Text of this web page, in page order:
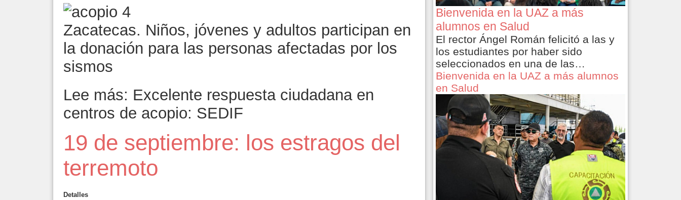
Zacatecas. Niños, jóvenes y adultos participan en
la donación para las personas afectadas por los
sismos
Lee más: Excelente respuesta ciudadana en
centros de acopio: SEDIF
19 de septiembre: los estragos del
terremoto
Detalles
Bienvenida en la UAZ a más
alumnos en Salud
El rector Ángel Román felicitó a las y
los estudiantes por haber sido
seleccionados en una de las…
Bienvenida en la UAZ a más alumnos
en Salud